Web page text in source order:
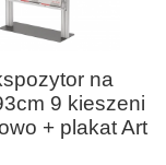
na
9 kieszeni
+ plakat Art